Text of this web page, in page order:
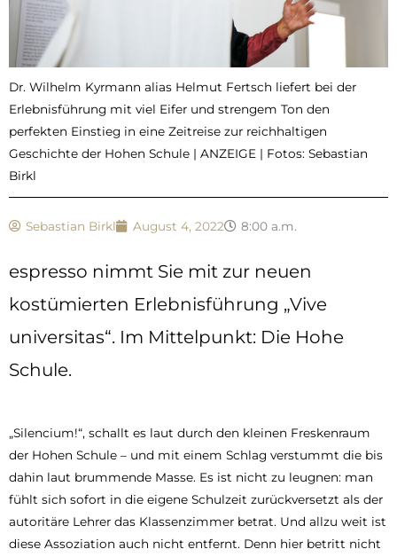
Dr. Wilhelm Kyrmann alias Helmut Fertsch liefert bei der
Erlebnisführung mit viel Eifer und strengem Ton den
perfekten Einstieg in eine Zeitreise zur reichhaltigen
Geschichte der Hohen Schule | ANZEIGE | Fotos: Sebastian
Birkl
Sebastian Birkl August 4, 2022 8:00 a.m.
espresso nimmt Sie mit zur neuen
kostümierten Erlebnisführung „Vive
universitas“. Im Mittelpunkt: Die Hohe
Schule.
„Silencium!“, schallt es laut durch den kleinen Freskenraum
der Hohen Schule – und mit einem Schlag verstummt die bis
dahin laut brummende Masse. Es ist nicht zu leugnen: man
fühlt sich sofort in die eigene Schulzeit zurückversetzt als der
autoritäre Lehrer das Klassenzimmer betrat. Und allzu weit ist
diese Assoziation auch nicht entfernt. Denn hier betritt nicht